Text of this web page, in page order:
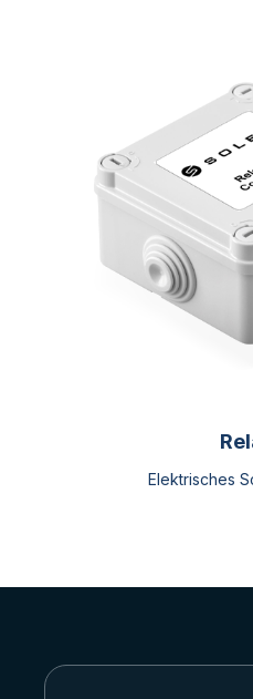
Elektrisches